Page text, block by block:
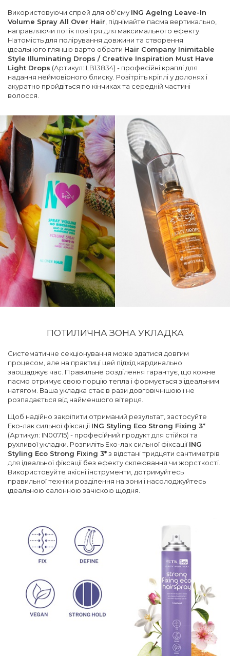
Використовуючи спрей для об'єму ING AgeIng Leave-In
Volume Spray All Over Hair , піднімайте пасма вертикально,
направляючи потік повітря для максимального ефекту.
Натомість для полірування довжини та створення
ідеального глянцю варто обрати Hair Company Inimitable
Style Illuminating Drops / Creative Inspiration Must Have
Light Drops (Артикул: LB13834) - професійні краплі для
надання неймовірного блиску. Розітріть кріплі у долонях і
акуратно пройдіться по кінчиках та середній частині
волосся.
ПОТИЛИЧНА ЗОНА УКЛАДКА
Систематичне секціонування може здатися довгим
процесом, але на практиці цей підхід кардинально
заощаджує час. Правильне розділення гарантує, що кожне
пасмо отримує свою порцію тепла і формується з ідеальним
натягом. Ваша укладка стає в рази довговічнішою і не
розпадається від найменшого вітерця.
Щоб надійно закріпити отриманий результат, застосуйте
Еко-лак сильної фіксації ING Styling Eco Strong Fixing 3*
(Артикул: IN00715) - професійний продукт для стійкої та
рухливої укладки. Розпиліть Еко-лак сильної фіксації ING
Styling Eco Strong Fixing 3*з відстані тридцяти сантиметрів
для ідеальної фіксації без ефекту склеювання чи жорсткості.
Використовуйте якісні інструменти, дотримуйтесь
правильної техніки розділення на зони і насолоджуйтесь
ідеальною салонною зачіскою щодня.